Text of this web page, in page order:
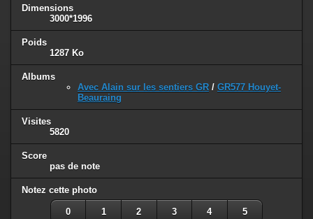
Dimensions
3000*1996
Poids
1287 Ko
Albums
Avec Alain sur les sentiers GR / GR577 Houyet-
Beauraing
Visites
5820
Score
pas de note
Notez cette photo
0 1 2 3 4 5